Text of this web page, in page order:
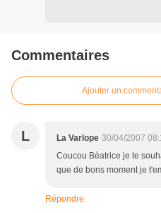
Commentaires
Ajouter un
L La Varlope 30/04/2007
Coucou Béatrice je te
que de bons moment je
Répondre